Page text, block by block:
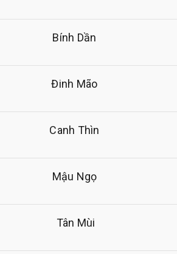
Bính Dần
Đinh Mão
Canh Thìn
Mậu Ngọ
Tân Mùi